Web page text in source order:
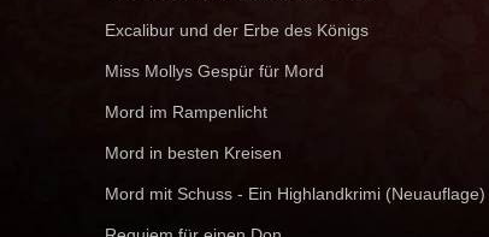
Excalibur und der Erbe des Königs
Miss Mollys Gespür für Mord
Mord im Rampenlicht
Mord in besten Kreisen
Mord mit Schuss - Ein Highlandkrimi (Neuauflage)